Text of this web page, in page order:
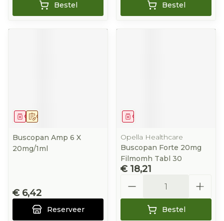
Bestel Bestel
Op voorschrift
Geneesmiddel
Buscopan Amp 6 X
20mg/1ml
€ 6,42
Reserveer
Geneesmiddel
Opella Healthcare
Buscopan Forte 20mg
Filmomh Tabl 30
€ 18,21
Bestel